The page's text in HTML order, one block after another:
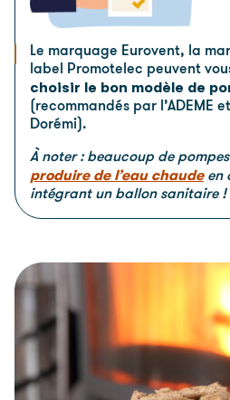
Le marquage Eurovent, la
label Promotelec peuvent
choisir le bon modèle de
(recommandés par l’ADEME
Dorémi).
À noter : beaucoup de
produire de l’eau chaudeen
intégrant un ballon sanitaire !